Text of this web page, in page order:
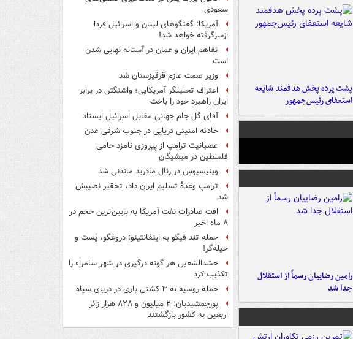
پشت پرده پخش هدفمند شایعه
استعفای رئیس‌جمهور
رامین رضاییان رسماً از استقلال
جدا شد
سعودی
آمریکا: گفتگوهای لبنان و اسرائیل فردا
ازسرگرفته خواهد شد!
تفاهم ایران و عمان در آستانه نهایی شدن
است
وزیر صمت عازم قرقیزستان شد
اعتراف تحلیلگر آمریکایی؛ واشنگتن در برابر
ایران راهبرد خود را باخت
آقای گل جام جهانی مقابل اسرائیل ایستاد
حادثه امنیتی دریایی در جنوب شرقی عدن
عصبانیت ترامپ از پیروزی نامزد حامی
فلسطین در میشیگان
وینیسیوس در رئال مادرید ماندنی شد
ترامپ وعدۀ تسلیم ایران داد، تحقیر نصیبش
شد
افت صادرات نفت آمریکا به پایین‌ترین حجم در
۸ ماه اخیر
حمله تند فیگو به اینفانتینو: دروغگو، پَست‌ و
حیله‌گر!
حشدالشعبی هر گونه درگیری در شهر سامراء را
تکذیب کرد
حمله روسیه به ۳ کشتی باری در دریای سیاه
پورجمشیدیان: ۲ میلیون و ۸۲۸ هزار زائر
اربعین به کشور بازگشتند